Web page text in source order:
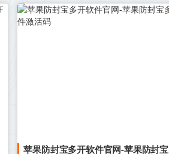
苹果防封宝多开软件官网-苹果防封